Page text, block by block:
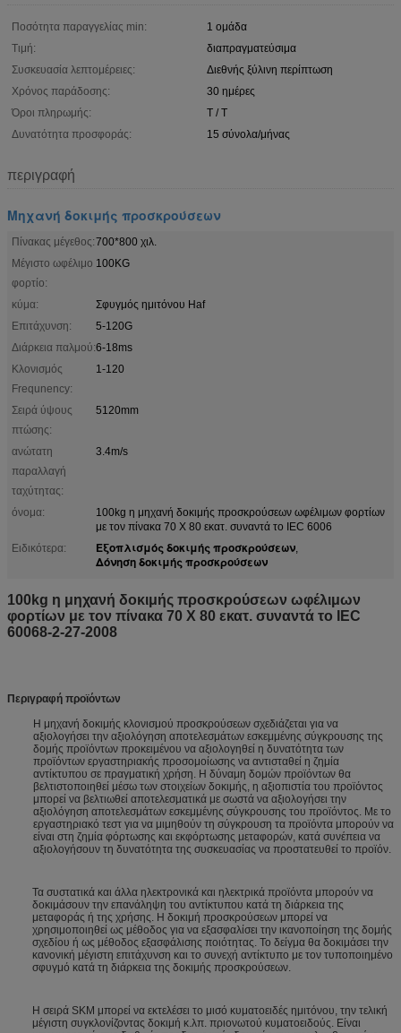
Ποσότητα παραγγελίας min:
1 ομάδα
Τιμή:
διαπραγματεύσιμα
Συσκευασία λεπτομέρειες:
Διεθνής ξύλινη περίπτωση
Χρόνος παράδοσης:
30 ημέρες
Όροι πληρωμής:
T / T
Δυνατότητα προσφοράς:
15 σύνολα/μήνας
περιγραφή
Μηχανή δοκιμής προσκρούσεων
Πίνακας μέγεθος:700*800 χιλ.
Μέγιστο ωφέλιμο
φορτίο:
100KG
κύμα:
Σφυγμός ημιτόνου Haf
Επιτάχυνση:
5-120G
Διάρκεια παλμού:6-18ms
Κλονισμός
Frequnency:
1-120
Σειρά ύψους
πτώσης:
5120mm
ανώτατη
παραλλαγή
ταχύτητας:
3.4m/s
όνομα:
100kg η μηχανή δοκιμής προσκρούσεων ωφέλιμων φορτίων
με τον πίνακα 70 X 80 εκατ. συναντά το IEC 6006
Ειδικότερα:
Εξοπλισμός δοκιμής προσκρούσεων,
Δόνηση δοκιμής προσκρούσεων
100kg η μηχανή δοκιμής προσκρούσεων ωφέλιμων
φορτίων με τον πίνακα 70 X 80 εκατ. συναντά το IEC
60068-2-27-2008
Περιγραφή προϊόντων
Η μηχανή δοκιμής κλονισμού προσκρούσεων σχεδιάζεται για να
αξιολογήσει την αξιολόγηση αποτελεσμάτων εσκεμμένης σύγκρουσης της
δομής προϊόντων προκειμένου να αξιολογηθεί η δυνατότητα των
προϊόντων εργαστηριακής προσομοίωσης να αντισταθεί η ζημία
αντίκτυπου σε πραγματική χρήση. Η δύναμη δομών προϊόντων θα
βελτιστοποιηθεί μέσω των στοιχείων δοκιμής, η αξιοπιστία του προϊόντος
μπορεί να βελτιωθεί αποτελεσματικά με σωστά να αξιολογήσει την
αξιολόγηση αποτελεσμάτων εσκεμμένης σύγκρουσης του προϊόντος. Με το
εργαστηριακό τεστ για να μιμηθούν τη σύγκρουση τα προϊόντα μπορούν να
είναι στη ζημία φόρτωσης και εκφόρτωσης μεταφορών, κατά συνέπεια να
αξιολογήσουν τη δυνατότητα της συσκευασίας να προστατευθεί το προϊόν.
Τα συστατικά και άλλα ηλεκτρονικά και ηλεκτρικά προϊόντα μπορούν να
δοκιμάσουν την επανάληψη του αντίκτυπου κατά τη διάρκεια της
μεταφοράς ή της χρήσης. Η δοκιμή προσκρούσεων μπορεί να
χρησιμοποιηθεί ως μέθοδος για να εξασφαλίσει την ικανοποίηση της δομής
σχεδίου ή ως μέθοδος εξασφάλισης ποιότητας. Το δείγμα θα δοκιμάσει την
κανονική μέγιστη επιτάχυνση και το συνεχή αντίκτυπο με τον τυποποιημένο
σφυγμό κατά τη διάρκεια της δοκιμής προσκρούσεων.
Η σειρά SKM μπορεί να εκτελέσει το μισό κυματοειδές ημιτόνου, την τελική
μέγιστη συγκλονίζοντας δοκιμή κ.λπ. πριονωτού κυματοειδούς. Είναι